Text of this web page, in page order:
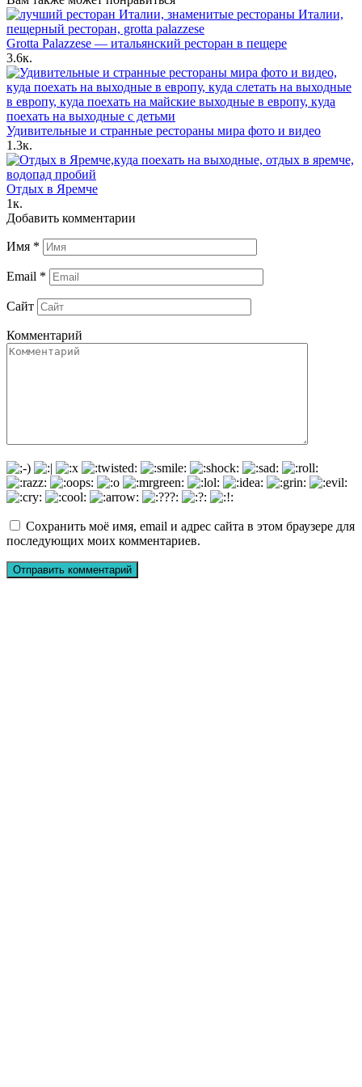
Grotta Palazzese — итальянский ресторан в пещере
3.6к.
Удивительные и странные рестораны мира фото и видео
1.3к.
Отдых в Яремче
1к.
Добавить комментарии
Имя *
Email *
Сайт
Комментарий
Сохранить моё имя, email и адрес сайта в этом браузере для
последующих моих комментариев.